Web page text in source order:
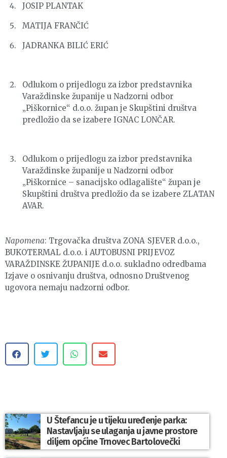
JOSIP PLANTAK
MATIJA FRANČIĆ
JADRANKA BILIĆ ERIĆ
Odlukom o prijedlogu za izbor predstavnika
Varaždinske županije u Nadzorni odbor
„Piškornice“ d.o.o. župan je Skupštini društva
predložio da se izabere IGNAC LONČAR.
Odlukom o prijedlogu za izbor predstavnika
Varaždinske županije u Nadzorni odbor
„Piškornice – sanacijsko odlagalište“ župan je
Skupštini društva predložio da se izabere ZLATAN
AVAR.
Napomena: Trgovačka društva ZONA SJEVER d.o.o.,
BUKOTERMAL d.o.o. i AUTOBUSNI PRIJEVOZ
VARAŽDINSKE ŽUPANIJE d.o.o. sukladno odredbama
Izjave o osnivanju društva, odnosno Društvenog
ugovora nemaju nadzorni odbor.
U Štefancu je u tijeku uređenje parka:
Nastavljaju se ulaganja u javne prostore
diljem općine Trnovec Bartolovečki